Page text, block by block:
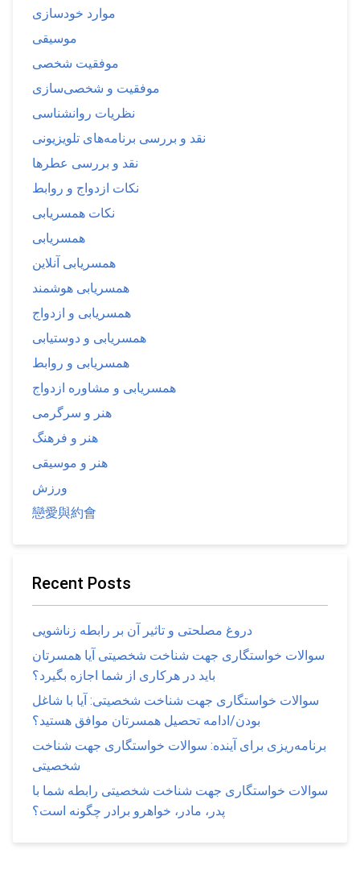
موارد خودسازی
موسیقی
موفقیت شخصی
موفقیت و شخصی‌سازی
نظریات روانشناسی
نقد و بررسی برنامه‌های تلویزیونی
نقد و بررسی عطرها
نکات ازدواج و روابط
نکات همسریابی
همسریابی
همسریابی آنلاین
همسریابی هوشمند
همسریابی و ازدواج
همسریابی و دوستیابی
همسریابی و روابط
همسریابی و مشاوره ازدواج
هنر و سرگرمی
هنر و فرهنگ
هنر و موسیقی
ورزش
戀愛與約會
Recent Posts
دروغ مصلحتی و تاثیر آن بر رابطه زناشویی
سوالات خواستگاری جهت شناخت شخصیتی آیا همسرتان
باید در هرکاری از شما اجازه بگیرد؟
سوالات خواستگاری جهت شناخت شخصیتی: آیا با شاغل
بودن/ادامه تحصیل همسرتان موافق هستید؟
برنامه‌ریزی برای آینده: سوالات خواستگاری جهت شناخت
شخصیتی
سوالات خواستگاری جهت شناخت شخصیتی رابطه شما با
پدر، مادر، خواهرو برادر چگونه است؟